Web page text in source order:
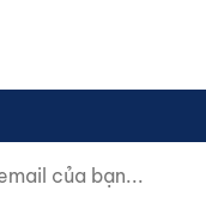
của bạn...
not fill)